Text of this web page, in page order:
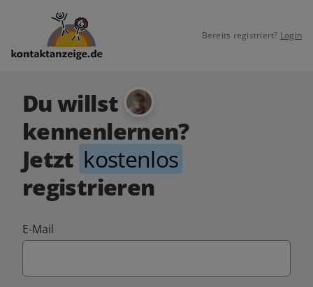
Bereits registriert? Login
Du willst
kennenlernen?
Jetzt kostenlos
registrieren
E-Mail